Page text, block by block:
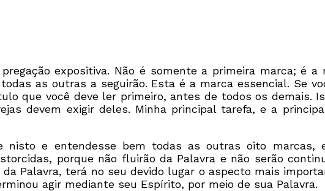
expositiva. Não é somente a primeira marca; é
as outras a seguirão. Esta é a marca essencial. Se
que você deve ler primeiro, antes de todos os demais.
devem exigir deles. Minha principal tarefa, e a
e entendesse bem todas as outras oito marcas,
porque não fluirão da Palavra e não serão
Palavra, terá no seu devido lugar o aspecto mais
agir mediante seu Espírito, por meio de sua Palavra.